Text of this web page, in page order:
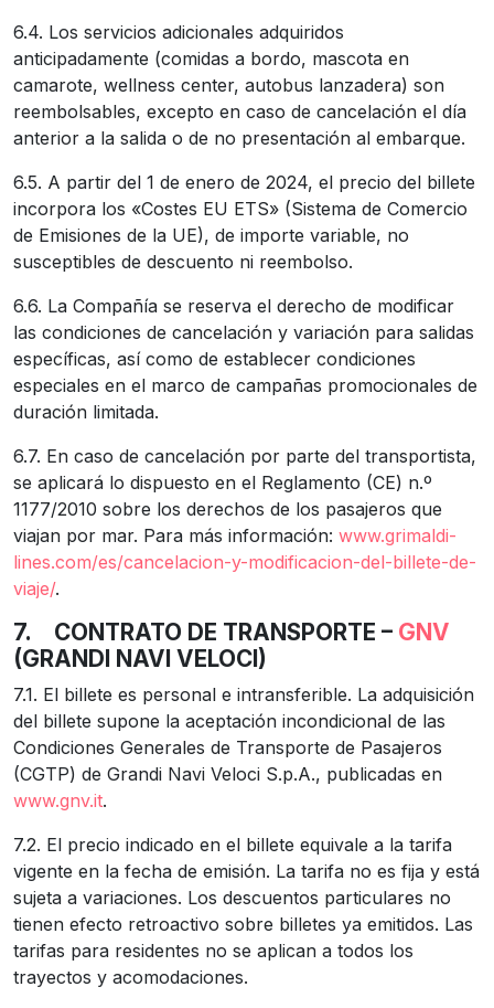
6.4. Los servicios adicionales adquiridos
anticipadamente (comidas a bordo, mascota en
camarote, wellness center, autobus lanzadera) son
reembolsables, excepto en caso de cancelación el día
anterior a la salida o de no presentación al embarque.
6.5. A partir del 1 de enero de 2024, el precio del billete
incorpora los «Costes EU ETS» (Sistema de Comercio
de Emisiones de la UE), de importe variable, no
susceptibles de descuento ni reembolso.
6.6. La Compañía se reserva el derecho de modificar
las condiciones de cancelación y variación para salidas
específicas, así como de establecer condiciones
especiales en el marco de campañas promocionales de
duración limitada.
6.7. En caso de cancelación por parte del transportista,
se aplicará lo dispuesto en el Reglamento (CE) n.º
1177/2010 sobre los derechos de los pasajeros que
viajan por mar. Para más información: www.grimaldi-
lines.com/es/cancelacion-y-modificacion-del-billete-de-
viaje/.
7. CONTRATO DE TRANSPORTE – GNV
(GRANDI NAVI VELOCI)
7.1. El billete es personal e intransferible. La adquisición
del billete supone la aceptación incondicional de las
Condiciones Generales de Transporte de Pasajeros
(CGTP) de Grandi Navi Veloci S.p.A., publicadas en
www.gnv.it.
7.2. El precio indicado en el billete equivale a la tarifa
vigente en la fecha de emisión. La tarifa no es fija y está
sujeta a variaciones. Los descuentos particulares no
tienen efecto retroactivo sobre billetes ya emitidos. Las
tarifas para residentes no se aplican a todos los
trayectos y acomodaciones.